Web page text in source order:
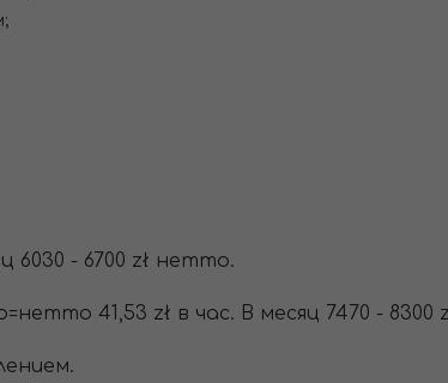
6030 - 6700 zł нетто.
41,53 zł в час. В месяц 7470 - 8300